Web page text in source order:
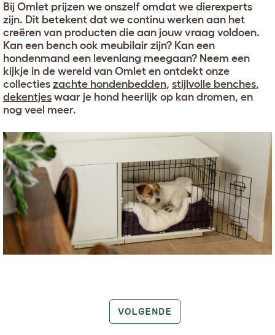
Bij Omlet prijzen we onszelf omdat we dierexperts
zijn. Dit betekent dat we continu werken aan het
creëren van producten die aan jouw vraag voldoen.
Kan een bench ook meubilair zijn? Kan een
hondenmand een levenlang meegaan? Neem een
kijkje in de wereld van Omlet en ontdekt onze
collecties zachte hondenbedden, stijlvolle benches,
dekentjes waar je hond heerlijk op kan dromen, en
nog veel meer.
VOLGENDE